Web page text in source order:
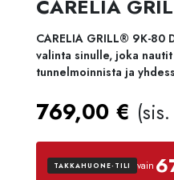
CARELIA
CARELIA GRILL® 9K-80
valinta sinulle, joka
tunnelmoinnista ja
769,00 €
TAKKAHUONE-TILI vain